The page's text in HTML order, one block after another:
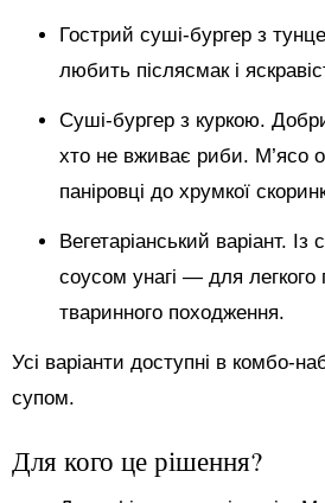
Гострий суші-бургер з
любить післясмак і
Суші-бургер з куркою.
хто не вживає риби. М’ясо
паніровці до хрумкої
Вегетаріанський варіант.
соусом унагі — для легкого
тваринного походження.
Усі варіанти доступні в комбо-
супом.
Для кого це рішення?